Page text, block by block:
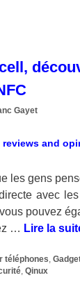
Gayet
les gens
avec
pouvez
… Lire la
téléphones,
,Qinux